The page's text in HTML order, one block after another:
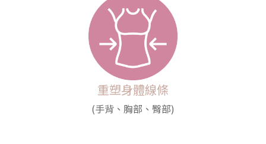
重塑身體線條
(手背、胸部、臀部)